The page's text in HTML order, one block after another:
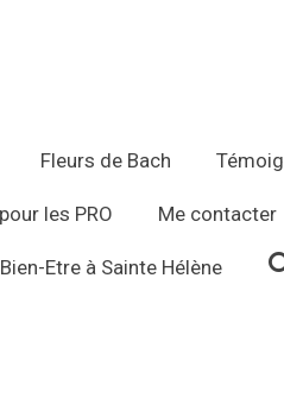
Fleurs de Bach
les PRO Me contacter
Etre à Sainte Hélène